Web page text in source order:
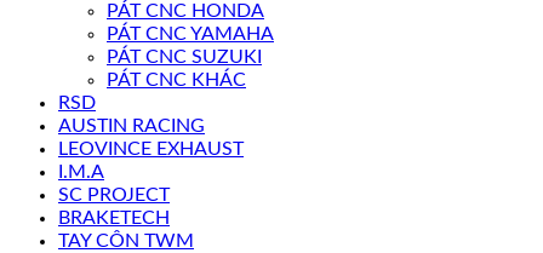
PÁT CNC HONDA
PÁT CNC YAMAHA
PÁT CNC SUZUKI
PÁT CNC KHÁC
RSD
AUSTIN RACING
LEOVINCE EXHAUST
I.M.A
SC PROJECT
BRAKETECH
TAY CÔN TWM